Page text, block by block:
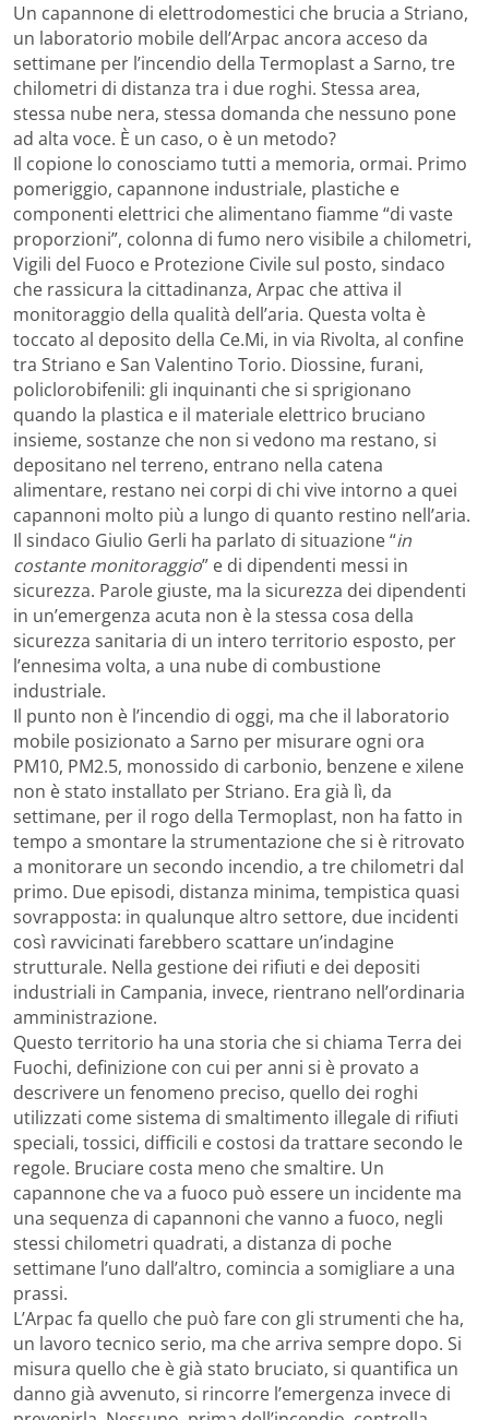
Un capannone di elettrodomestici che brucia a Striano,
un laboratorio mobile dell’Arpac ancora acceso da
settimane per l’incendio della Termoplast a Sarno, tre
chilometri di distanza tra i due roghi. Stessa area,
stessa nube nera, stessa domanda che nessuno pone
ad alta voce. È un caso, o è un metodo?
Il copione lo conosciamo tutti a memoria, ormai. Primo
pomeriggio, capannone industriale, plastiche e
componenti elettrici che alimentano fiamme “di vaste
proporzioni”, colonna di fumo nero visibile a chilometri,
Vigili del Fuoco e Protezione Civile sul posto, sindaco
che rassicura la cittadinanza, Arpac che attiva il
monitoraggio della qualità dell’aria. Questa volta è
toccato al deposito della Ce.Mi, in via Rivolta, al confine
tra Striano e San Valentino Torio. Diossine, furani,
policlorobifenili: gli inquinanti che si sprigionano
quando la plastica e il materiale elettrico bruciano
insieme, sostanze che non si vedono ma restano, si
depositano nel terreno, entrano nella catena
alimentare, restano nei corpi di chi vive intorno a quei
capannoni molto più a lungo di quanto restino nell’aria.
Il sindaco Giulio Gerli ha parlato di situazione “in
costante monitoraggio” e di dipendenti messi in
sicurezza. Parole giuste, ma la sicurezza dei dipendenti
in un’emergenza acuta non è la stessa cosa della
sicurezza sanitaria di un intero territorio esposto, per
l’ennesima volta, a una nube di combustione
industriale.
Il punto non è l’incendio di oggi, ma che il laboratorio
mobile posizionato a Sarno per misurare ogni ora
PM10, PM2.5, monossido di carbonio, benzene e xilene
non è stato installato per Striano. Era già lì, da
settimane, per il rogo della Termoplast, non ha fatto in
tempo a smontare la strumentazione che si è ritrovato
a monitorare un secondo incendio, a tre chilometri dal
primo. Due episodi, distanza minima, tempistica quasi
sovrapposta: in qualunque altro settore, due incidenti
così ravvicinati farebbero scattare un’indagine
strutturale. Nella gestione dei rifiuti e dei depositi
industriali in Campania, invece, rientrano nell’ordinaria
amministrazione.
Questo territorio ha una storia che si chiama Terra dei
Fuochi, definizione con cui per anni si è provato a
descrivere un fenomeno preciso, quello dei roghi
utilizzati come sistema di smaltimento illegale di rifiuti
speciali, tossici, difficili e costosi da trattare secondo le
regole. Bruciare costa meno che smaltire. Un
capannone che va a fuoco può essere un incidente ma
una sequenza di capannoni che vanno a fuoco, negli
stessi chilometri quadrati, a distanza di poche
settimane l’uno dall’altro, comincia a somigliare a una
prassi.
L’Arpac fa quello che può fare con gli strumenti che ha,
un lavoro tecnico serio, ma che arriva sempre dopo. Si
misura quello che è già stato bruciato, si quantifica un
danno già avvenuto, si rincorre l’emergenza invece di